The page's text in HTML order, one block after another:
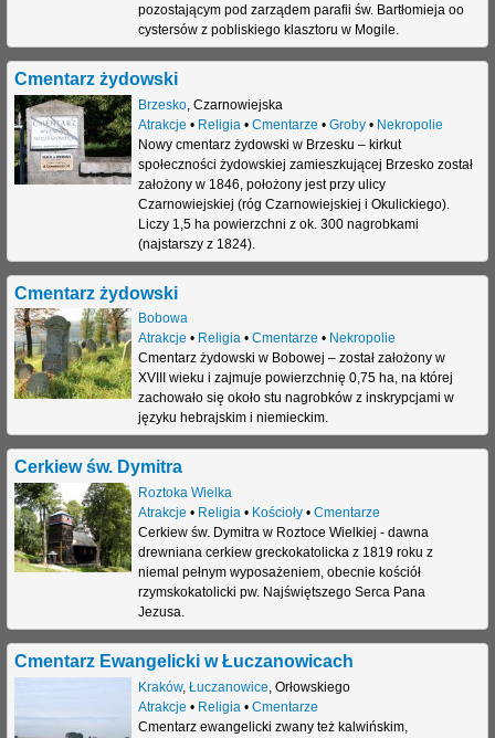
pozostającym pod zarządem parafii św. Bartłomieja oo
cystersów z pobliskiego klasztoru w Mogile.
Cmentarz żydowski
Brzesko, Czarnowiejska
Atrakcje • Religia • Cmentarze • Groby• Nekropolie
Nowy cmentarz żydowski w Brzesku – kirkut
społeczności żydowskiej zamieszkującej Brzesko został
założony w 1846, położony jest przy ulicy
Czarnowiejskiej (róg Czarnowiejskiej i Okulickiego).
Liczy 1,5 ha powierzchni z ok. 300 nagrobkami
(najstarszy z 1824).
Cmentarz żydowski
Bobowa
Atrakcje • Religia• Cmentarze • Nekropolie
Cmentarz żydowski w Bobowej – został założony w
XVIII wieku i zajmuje powierzchnię 0,75 ha, na której
zachowało się około stu nagrobków z inskrypcjami w
języku hebrajskim i niemieckim.
Cerkiew św. Dymitra
Roztoka Wielka
Atrakcje • Religia• Kościoły• Cmentarze
Cerkiew św. Dymitra w Roztoce Wielkiej - dawna
drewniana cerkiew greckokatolicka z 1819 roku z
niemal pełnym wyposażeniem, obecnie kościół
rzymskokatolicki pw. Najświętszego Serca Pana
Jezusa.
Cmentarz Ewangelicki w Łuczanowicach
Kraków, Łuczanowice, Orłowskiego
Atrakcje • Religia• Cmentarze
Cmentarz ewangelicki zwany też kalwińskim,